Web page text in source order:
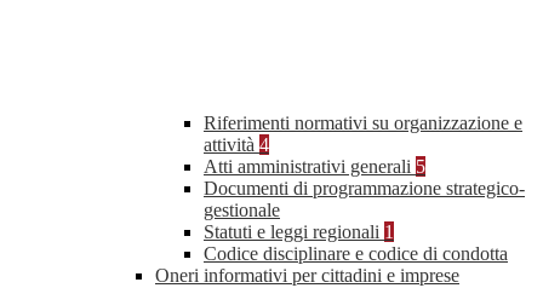
Riferimenti normativi su organizzazione e
attività 4
Atti amministrativi generali 5
Documenti di programmazione strategico-
gestionale
Statuti e leggi regionali 1
Codice disciplinare e codice di condotta
Oneri informativi per cittadini e imprese